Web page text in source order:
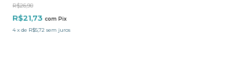
R$26,90
R$21,73 com Pix
4 x de R$5,72 sem juros